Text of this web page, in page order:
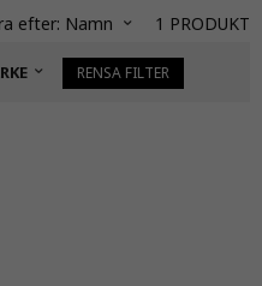
efter: Namn 1 PRODUKT
RENSA FILTER